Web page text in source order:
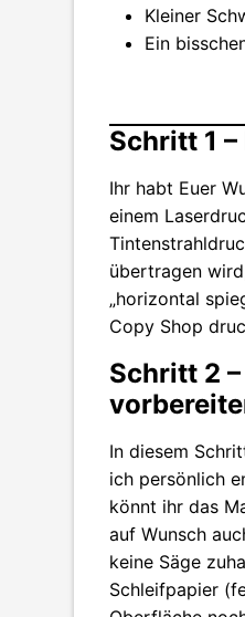
Kleiner
Ein
Schritt 1
Ihr habt Euer
einem
übertragen
„horizontal
Copy Shop
Schritt 2
In diesem
ich persönlich
könnt ihr das
auf Wunsch
keine Säge
Schleifpapier